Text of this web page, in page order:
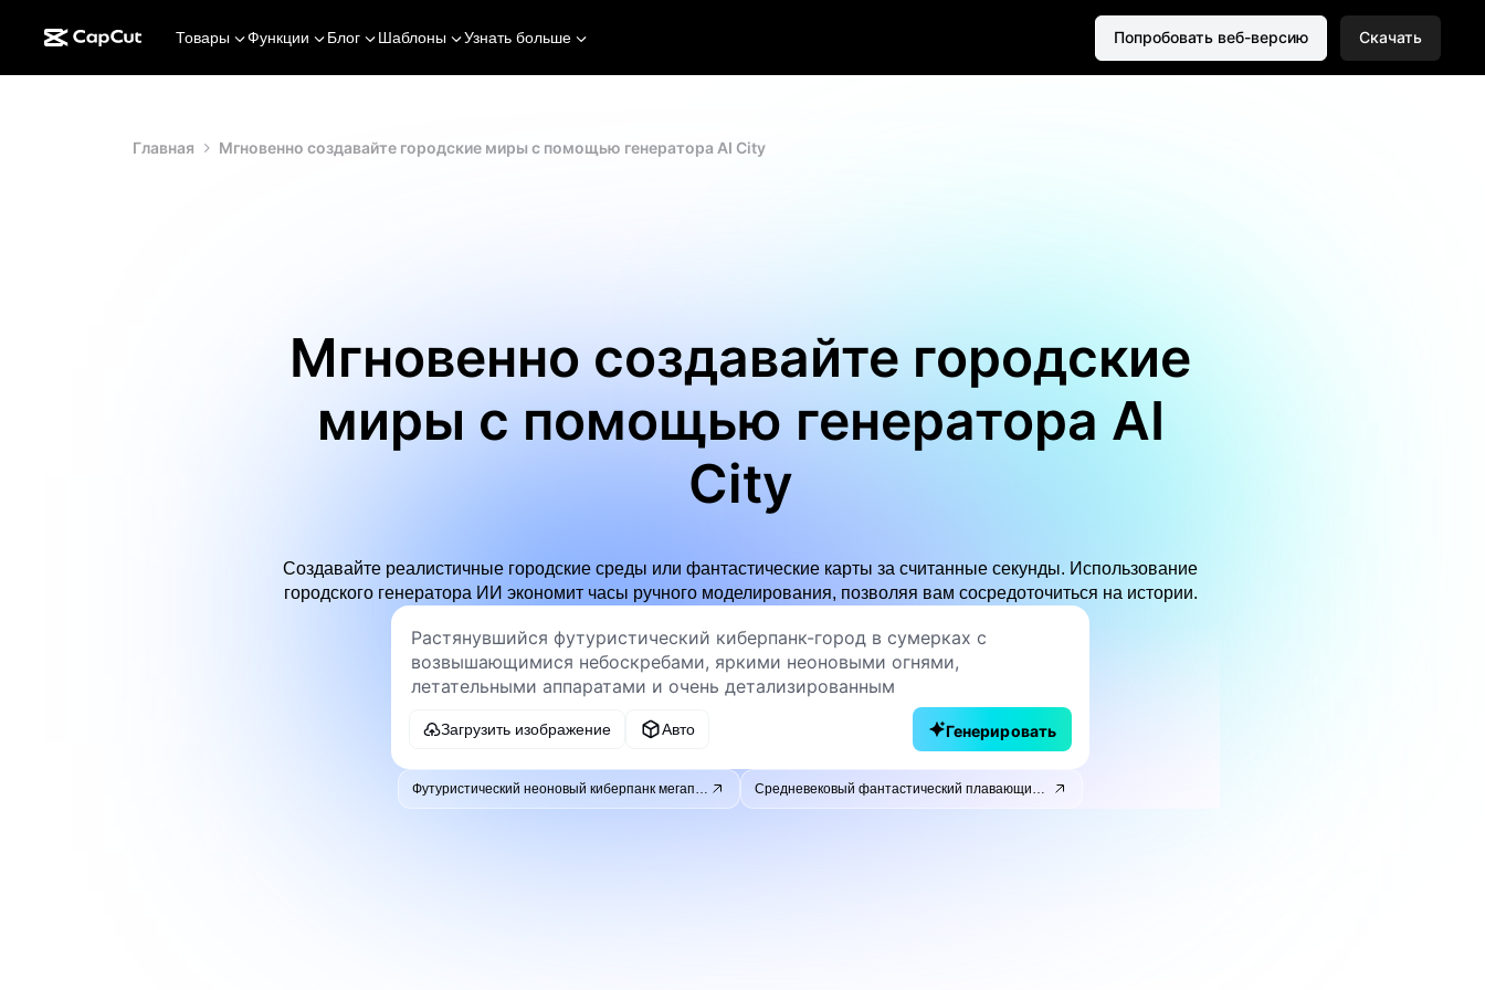
Товары Функции Блог Шаблоны Узнать больше Попробовать веб-версию Скачать
Главная Мгновенно создавайте городские миры с помощью генератора AI City
Мгновенно создавайте городские
миры с помощью генератора AI
City
Создавайте реалистичные городские среды или фантастические карты за считанные секунды. Использование
городского генератора ИИ экономит часы ручного моделирования, позволяя вам сосредоточиться на истории.
Загрузить изображение Авто Генерировать
Футуристический неоновый киберпанк мегаполис Средневековый фантастический плавающий город